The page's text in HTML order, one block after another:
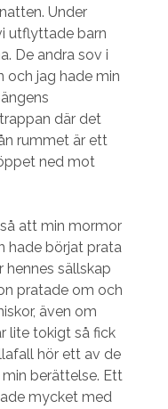
Under
utflyttade barn
De andra sov i
och jag hade min
där det
rummet är ett
ned mot
att min mormor
hade börjat prata
hennes sällskap
pratade om och
även om
lite tokigt så fick
hör ett av de
berättelse. Ett
mycket med